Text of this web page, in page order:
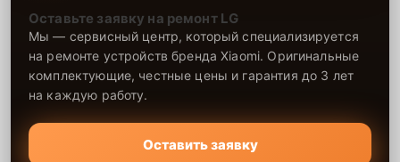
Оставьте заявку на ремонт LG
Мы — сервисный центр, который специализируется
на ремонте устройств бренда Xiaomi. Оригинальные
комплектующие, честные цены и гарантия до 3 лет
на каждую работу.
Оставить заявку